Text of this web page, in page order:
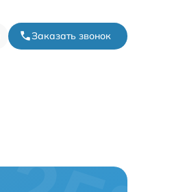
Заказать звонок